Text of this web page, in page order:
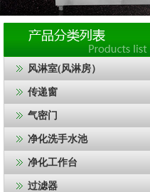
风淋室(风淋房）
传递窗
气密门
净化洗手水池
净化工作台
过滤器